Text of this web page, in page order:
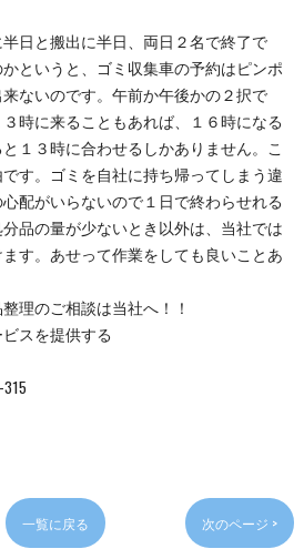
日と搬出に半日、両日２名で終了で
というと、ゴミ収集車の予約はピンポ
ないのです。午前か午後かの２択で
時に来ることもあれば、１６時になる
１３時に合わせるしかありません。こ
す。ゴミを自社に持ち帰ってしまう違
配がいらないので１日で終わらせれる
品の量が少ないとき以外は、当社では
す。あせって作業をしても良いことあ
理のご相談は当社へ！！
スを提供する
一覧に戻る 次のページ >